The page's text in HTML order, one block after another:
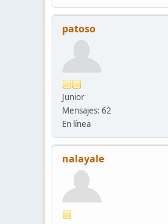
patoso
Junior
Mensajes: 62
En línea
nalayale